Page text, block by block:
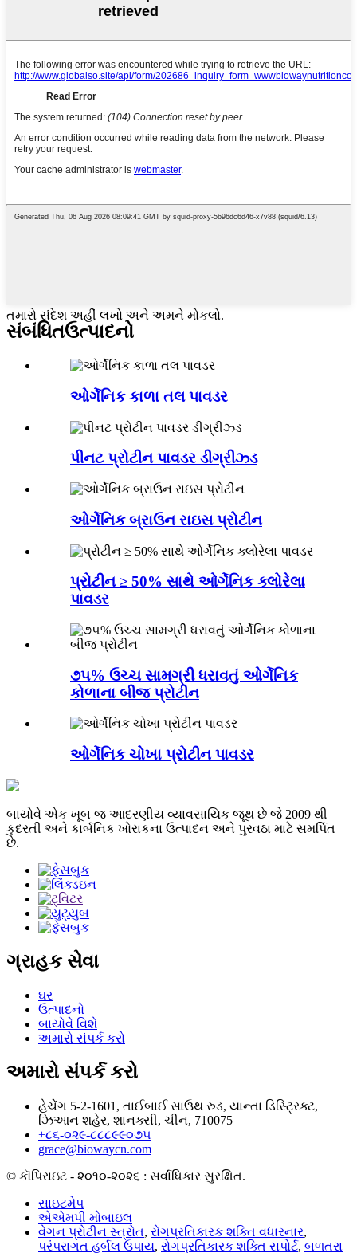
તમારો સંદેશ અહીં લખો અને અમને મોકલો.
સંબંધિતઉત્પાદનો
ઓર્ગેનિક કાળા તલ પાવડર
પીનટ પ્રોટીન પાવડર ડીગ્રીઝ્ડ
ઓર્ગેનિક બ્રાઉન રાઇસ પ્રોટીન
પ્રોટીન ≥ 50% સાથે ઓર્ગેનિક ક્લોરેલા
પાવડર
૭૫% ઉચ્ચ સામગ્રી ધરાવતું ઓર્ગેનિક
કોળાના બીજ પ્રોટીન
ઓર્ગેનિક ચોખા પ્રોટીન પાવડર
બાયોવે એક ખૂબ જ આદરણીય વ્યાવસાયિક જૂથ છે જે 2009 થી
કુદરતી અને કાર્બનિક ખોરાકના ઉત્પાદન અને પુરવઠા માટે સમર્પિત
છે.
ગ્રાહક સેવા
ઘર
ઉત્પાદનો
બાયોવે વિશે
અમારો સંપર્ક કરો
અમારો સંપર્ક કરો
હેચેંગ 5-2-1601, તાઈબાઈ સાઉથ રુડ, યાન્તા ડિસ્ટ્રિક્ટ,
ઝિઆન શહેર, શાનક્સી, ચીન, 710075
+૮૬-૦૨૯-૮૮૮૯૯૦૭૫
grace@biowaycn.com
© કૉપિરાઇટ - ૨૦૧૦-૨૦૨૬ : સર્વાધિકાર સુરક્ષિત.
સાઇટમેપ
એએમપી મોબાઇલ
વેગન પ્રોટીન સ્ત્રોત, રોગપ્રતિકારક શક્તિ વધારનાર,
પરંપરાગત હર્બલ ઉપાય, રોગપ્રતિકારક શક્તિ સપોર્ટ, બળતરા